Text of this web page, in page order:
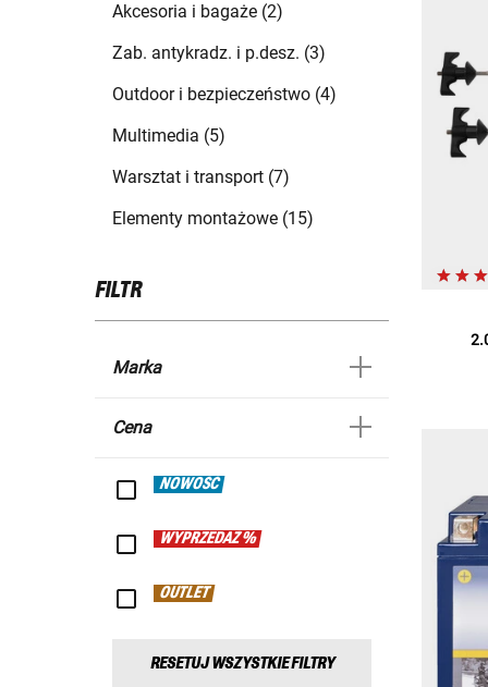
Akcesoria i bagaże (2)
Zab. antykradz. i p.desz. (3)
Outdoor i bezpieczeństwo (4)
Multimedia (5)
Warsztat i transport (7)
Elementy montażowe (15)
FILTR
Marka
Cena
NOWOŚĆ
WYPRZEDAŻ %
OUTLET
RESETUJ WSZYSTKIE FILTRY